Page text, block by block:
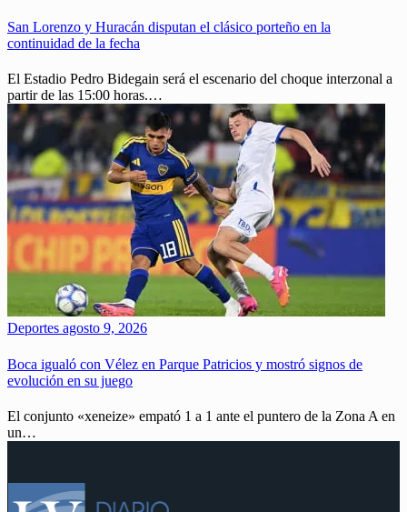
San Lorenzo y Huracán disputan el clásico porteño en la
continuidad de la fecha
El Estadio Pedro Bidegain será el escenario del choque interzonal a
partir de las 15:00 horas.…
Deportes agosto 9, 2026
Boca igualó con Vélez en Parque Patricios y mostró signos de
evolución en su juego
El conjunto «xeneize» empató 1 a 1 ante el puntero de la Zona A en
un…